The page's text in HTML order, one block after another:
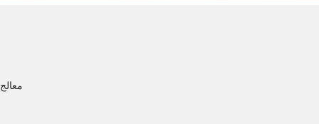
معالج Snapdragon® 8 Gen 5 | شاشة بمعدل تحديث 165 Hz | بطارية سعة 7400 mAh